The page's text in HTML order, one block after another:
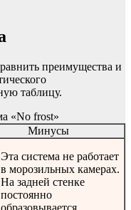
преимущества и
таблицу.
«No frost»
Минусы
Эта система не работает
в морозильных камерах.
На задней стенке
постоянно
образовывается